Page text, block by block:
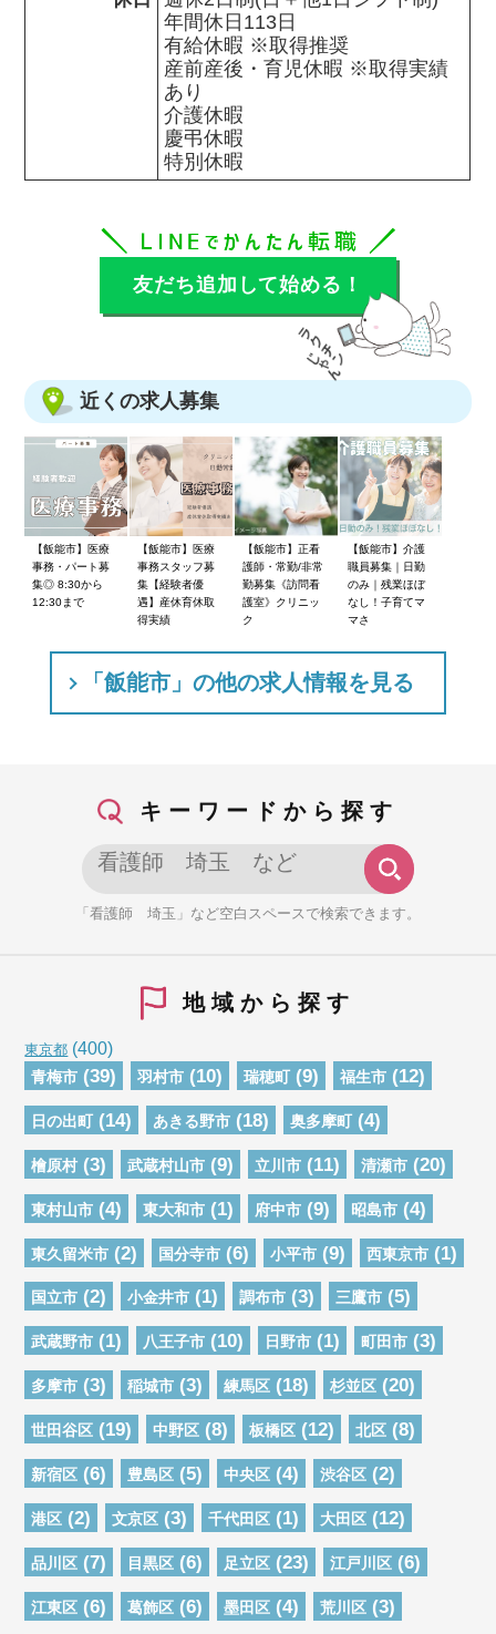
年間休日113日
有給休暇 ※取得推奨
産前産後・育児休暇 ※取得実績
あり
介護休暇
慶弔休暇
特別休暇
友だち追加して始める！
近くの求人募集
【飯能市】医療
事務・パート募
集◎ 8:30から
12:30まで
【飯能市】医療
事務スタッフ募
集【経験者優
遇】産休育休取
得実績
【飯能市】正看
護師・常勤/非常
勤募集《訪問看
護室》クリニッ
ク
【飯能市】介護
職員募集｜日勤
のみ｜残業ほぼ
なし！子育てマ
マさ
「飯能市」の他の求人情報を見る
キーワードから探す
「看護師 埼玉」など空白スペースで検索できます。
地域から探す
東京都 (400)
青梅市 (39) 羽村市 (10) 瑞穂町 (9) 福生市 (12)
日の出町 (14) あきる野市 (18) 奥多摩町 (4)
檜原村 (3) 武蔵村山市 (9) 立川市 (11) 清瀬市 (20)
東村山市 (4) 東大和市 (1) 府中市 (9) 昭島市 (4)
東久留米市 (2) 国分寺市 (6) 小平市 (9) 西東京市 (1)
国立市 (2) 小金井市 (1) 調布市 (3) 三鷹市 (5)
武蔵野市 (1) 八王子市 (10) 日野市 (1) 町田市 (3)
多摩市 (3) 稲城市 (3) 練馬区 (18) 杉並区 (20)
世田谷区 (19) 中野区 (8) 板橋区 (12) 北区 (8)
新宿区 (6) 豊島区 (5) 中央区 (4) 渋谷区 (2)
港区 (2) 文京区 (3) 千代田区 (1) 大田区 (12)
品川区 (7) 目黒区 (6) 足立区 (23) 江戸川区 (6)
江東区 (6) 葛飾区 (6) 墨田区 (4) 荒川区 (3)